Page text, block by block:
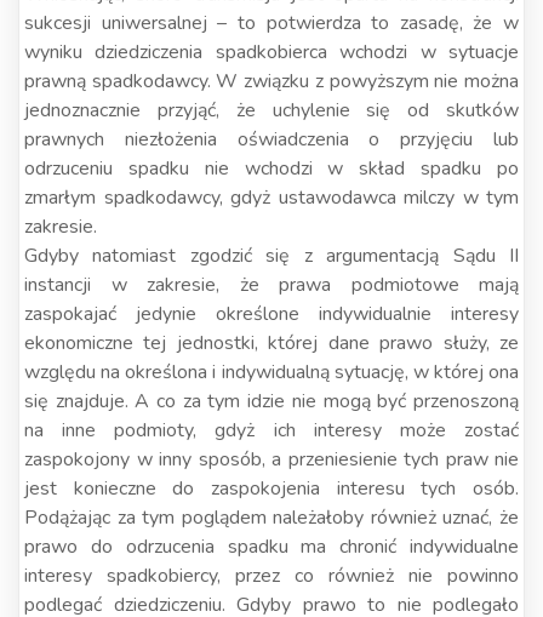
sukcesji uniwersalnej – to potwierdza to zasadę, że w
wyniku dziedziczenia spadkobierca wchodzi w sytuacje
prawną spadkodawcy. W związku z powyższym nie można
jednoznacznie przyjąć, że uchylenie się od skutków
prawnych niezłożenia oświadczenia o przyjęciu lub
odrzuceniu spadku nie wchodzi w skład spadku po
zmarłym spadkodawcy, gdyż ustawodawca milczy w tym
zakresie.
Gdyby natomiast zgodzić się z argumentacją Sądu II
instancji w zakresie, że prawa podmiotowe mają
zaspokajać jedynie określone indywidualnie interesy
ekonomiczne tej jednostki, której dane prawo służy, ze
względu na określona i indywidualną sytuację, w której ona
się znajduje. A co za tym idzie nie mogą być przenoszoną
na inne podmioty, gdyż ich interesy może zostać
zaspokojony w inny sposób, a przeniesienie tych praw nie
jest konieczne do zaspokojenia interesu tych osób.
Podążając za tym poglądem należałoby również uznać, że
prawo do odrzucenia spadku ma chronić indywidualne
interesy spadkobiercy, przez co również nie powinno
podlegać dziedziczeniu. Gdyby prawo to nie podlegało